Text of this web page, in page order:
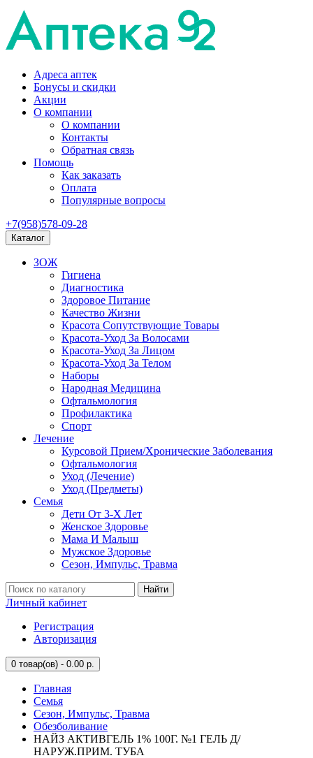
Адреса аптек
Бонусы и скидки
Акции
О компании
О компании
Контакты
Обратная связь
Помощь
Как заказать
Оплата
Популярные вопросы
+7(958)578-09-28
Каталог
ЗОЖ
Гигиена
Диагностика
Здоровое Питание
Качество Жизни
Красота Сопутствующие Товары
Красота-Уход За Волосами
Красота-Уход За Лицом
Красота-Уход За Телом
Наборы
Народная Медицина
Офтальмология
Профилактика
Спорт
Лечение
Курсовой Прием/Хронические Заболевания
Офтальмология
Уход (Лечение)
Уход (Предметы)
Семья
Дети От 3-Х Лет
Женское Здоровье
Мама И Малыш
Мужское Здоровье
Сезон, Импульс, Травма
Найти
Личный кабинет
Регистрация
Авторизация
0 товар(ов) - 0.00 р.
Главная
Семья
Сезон, Импульс, Травма
Обезболивание
НАЙЗ АКТИВГЕЛЬ 1% 100Г. №1 ГЕЛЬ Д/
НАРУЖ.ПРИМ. ТУБА